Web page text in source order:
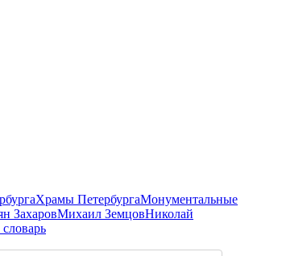
Храмы ПетербургаМонументальные
ЗахаровМихаил ЗемцовНиколай